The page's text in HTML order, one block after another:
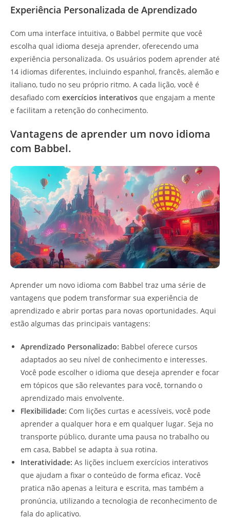
Experiência Personalizada de Aprendizado
Com uma interface intuitiva, o Babbel permite que você
escolha qual idioma deseja aprender, oferecendo uma
experiência personalizada. Os usuários podem aprender até
14 idiomas diferentes, incluindo espanhol, francês, alemão e
italiano, tudo no seu próprio ritmo. A cada lição, você é
desafiado com exercícios interativos que engajam a mente
e facilitam a retenção do conhecimento.
Vantagens de aprender um novo idioma
com Babbel.
Aprender um novo idioma com Babbel traz uma série de
vantagens que podem transformar sua experiência de
aprendizado e abrir portas para novas oportunidades. Aqui
estão algumas das principais vantagens:
Aprendizado Personalizado: Babbel oferece cursos
adaptados ao seu nível de conhecimento e interesses.
Você pode escolher o idioma que deseja aprender e focar
em tópicos que são relevantes para você, tornando o
aprendizado mais envolvente.
Flexibilidade: Com lições curtas e acessíveis, você pode
aprender a qualquer hora e em qualquer lugar. Seja no
transporte público, durante uma pausa no trabalho ou
em casa, Babbel se adapta à sua rotina.
Interatividade: As lições incluem exercícios interativos
que ajudam a fixar o conteúdo de forma eficaz. Você
pratica não apenas a leitura e escrita, mas também a
pronúncia, utilizando a tecnologia de reconhecimento de
fala do aplicativo.